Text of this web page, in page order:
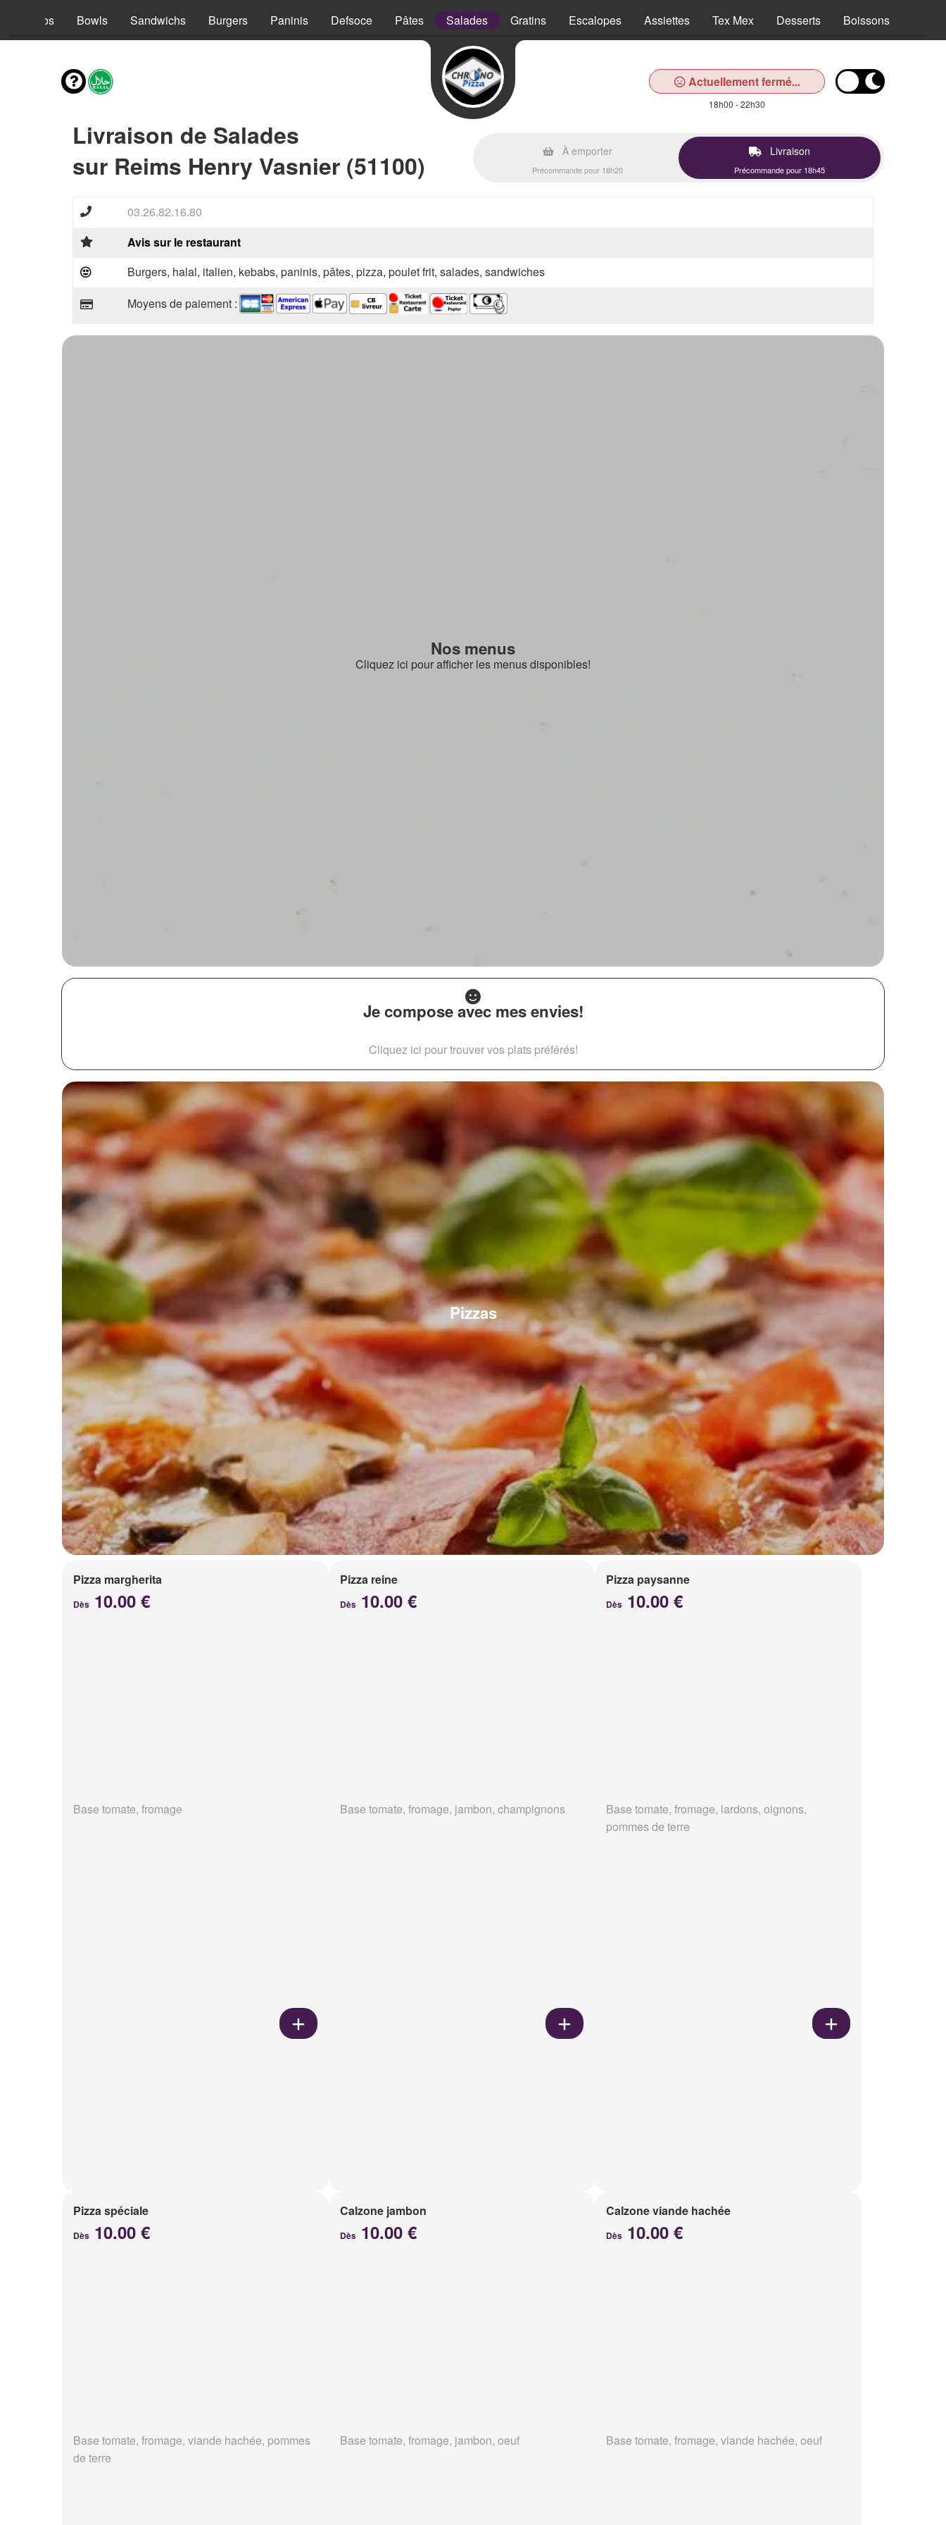
Tacos Bowls Sandwichs Burgers Paninis Defsoce Pâtes Salades Gratins Escalopes Assiettes Tex Mex Desserts Boissons
Actuellement fermé...
18h00 - 22h30
Livraison de Salades
sur Reims Henry Vasnier (51100)
À emporter
Précommande pour 18h20
Livraison
Précommande pour 18h45
03.26.82.16.80
Avis sur le restaurant
Burgers, halal, italien, kebabs, paninis, pâtes, pizza, poulet frit, salades, sandwiches
Moyens de paiement :
Nos menus
Cliquez ici pour afficher les menus disponibles!
Je compose avec mes envies!
Cliquez ici pour trouver vos plats préférés!
Pizzas
Pizza margherita
Dès 10.00 €
Base tomate, fromage
Pizza reine
Dès10.00 €
Base tomate, fromage, jambon, champignons
Pizza paysanne
Dès 10.00 €
Base tomate, fromage, lardons, oignons,
pommes de terre
Pizza spéciale
Dès 10.00 €
Base tomate, fromage, viande hachée, pommes
de terre
Calzone jambon
Dès10.00 €
Base tomate, fromage, jambon, oeuf
Calzone viande hachée
Dès 10.00 €
Base tomate, fromage, viande hachée, oeuf